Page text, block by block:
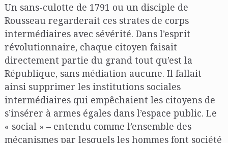
Un sans-culotte de 1791 ou un disciple de
Rousseau regarderait ces strates de corps
intermédiaires avec sévérité. Dans l’esprit
révolutionnaire, chaque citoyen faisait
directement partie du grand tout qu’est la
République, sans médiation aucune. Il fallait
ainsi supprimer les institutions sociales
intermédiaires qui empêchaient les citoyens de
s’insérer à armes égales dans l’espace public. Le
« social » – entendu comme l’ensemble des
mécanismes par lesquels les hommes font société